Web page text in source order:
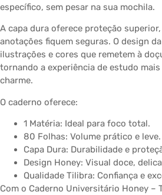
específico, sem pesar na sua mochila.
A capa dura oferece proteção
anotações fiquem seguras. O design
ilustrações e cores que remetem à
tornando a experiência de estudo
charme.
O caderno oferece:
1 Matéria: Ideal para foco total.
80 Folhas: Volume prático e leve.
Capa Dura: Durabilidade e
Design Honey: Visual doce,
Qualidade Tilibra: Confiança e
Com o Caderno Universitário Honey –